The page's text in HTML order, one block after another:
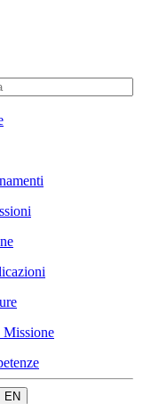
Missione
EN